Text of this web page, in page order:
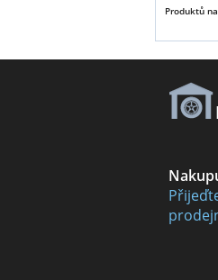
Produktů